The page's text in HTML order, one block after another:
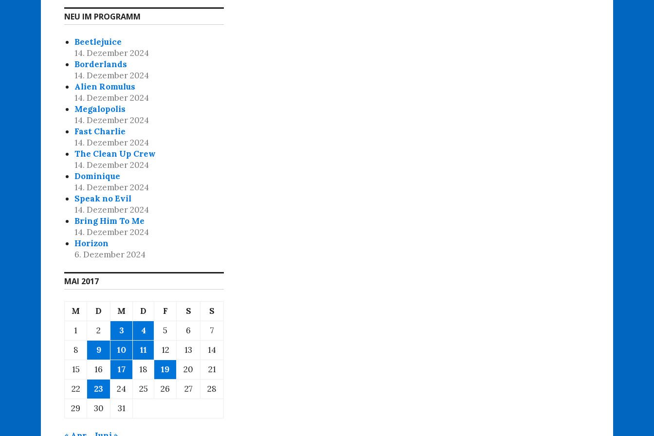
NEU IM PROGRAMM
Beetlejuice
14. Dezember 2024
Borderlands
14. Dezember 2024
Alien Romulus
14. Dezember 2024
Megalopolis
14. Dezember 2024
Fast Charlie
14. Dezember 2024
The Clean Up Crew
14. Dezember 2024
Dominique
14. Dezember 2024
Speak no Evil
14. Dezember 2024
Bring Him To Me
14. Dezember 2024
Horizon
6. Dezember 2024
MAI 2017
M D M D F S
S
1
2 3 4 5 6
7
8
9 10 11 12 13
14
15
16 17 18 19 20
21
22
23 24 25 26 27
28
29
30 31